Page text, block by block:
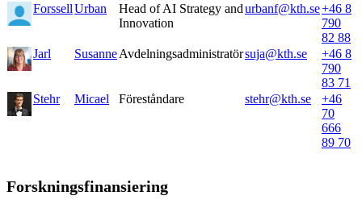
ForssellUrban
Head of AI Strategy and
Innovation
urbanf@kth.se+46 8
790
82 88
Jarl
SusanneAvdelningsadministratörsuja@kth.se
+46 8
790
83 71
Stehr
Micael Föreståndare stehr@kth.se
+46
70
666
89 70
Forskningsfinansiering